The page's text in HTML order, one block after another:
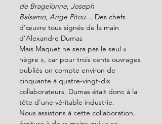
de Bragelonne Joseph
Balsamo, Ange Pitou… Des chefs
d’œuvre tous signés de la main
d’Alexandre Dumas
Mais Maquet ne sera pas le seul «
nègre », car pour trois cents ouvrages
publiés on compte environ de
cinquante à quatre-vingt-dix
collaborateurs. Dumas était donc à la
tête d’une véritable industrie.
Nous assistons à cette collaboration,